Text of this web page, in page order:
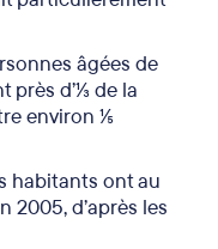
âgées de
près d’⅓ de la
environ ⅕
habitants ont au
2005, d’après les